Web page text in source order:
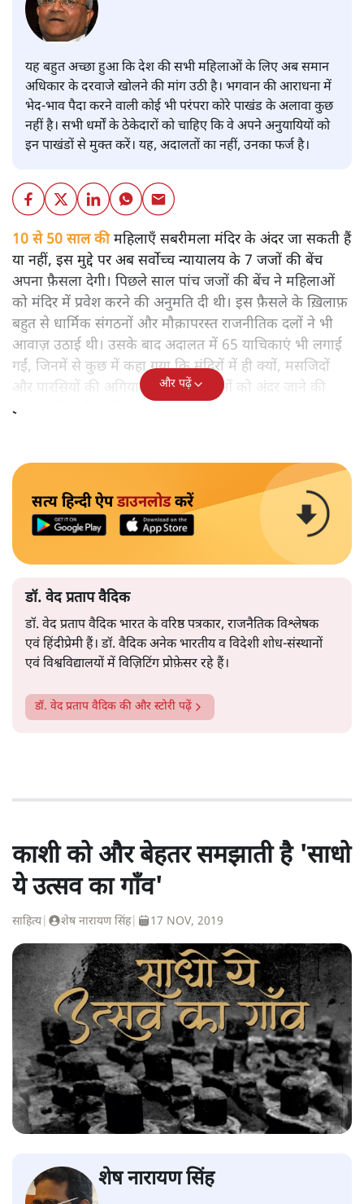
यह बहुत अच्छा हुआ कि देश की सभी महिलाओं के लिए अब समान
अधिकार के दरवाजे खोलने की मांग उठी है। भगवान की आराधना में
भेद-भाव पैदा करने वाली कोई भी परंपरा कोरे पाखंड के अलावा कुछ
नहीं है। सभी धर्मों के ठेकेदारों को चाहिए कि वे अपने अनुयायियों को
इन पाखंडों से मुक्त करें। यह, अदालतों का नहीं, उनका फर्ज है।
10 से 50 साल कीमहिलाएँ सबरीमला मंदिर के अंदर जा सकती हैं
या नहीं, इस मुद्दे पर अब सर्वोच्च न्यायालय के 7 जजों की बेंच
अपना फ़ैसला देगी। पिछले साल पांच जजों की बेंच ने महिलाओं
को मंदिर में प्रवेश करने की अनुमति दी थी। इस फ़ैसले के ख़िलाफ़
बहुत से धार्मिक संगठनों और मौक़ापरस्त राजनीतिक दलों ने भी
आवाज़ उठाई थी। उसके बाद अदालत में 65 याचिकाएं भी लगाई
गईं, जिनमें से कुछ में कहा गया कि मंदिरों में ही क्यों, मसजिदों
और पारसियों की अगियारी में भी महिलाओं को अंदर जाने की
इजाजत मिलनी चाहिए।
और पढ़ें
सत्य हिन्दी ऐपडाउनलोडकरें
डॉ. वेद प्रताप वैदिक
डॉ. वेद प्रताप वैदिक भारत के वरिष्ठ पत्रकार, राजनैतिक विश्लेषक
एवं हिंदीप्रेमी हैं। डॉ. वैदिक अनेक भारतीय व विदेशी शोध-संस्थानों
एवं विश्वविद्यालयों में विज़िटिंग प्रोफ़ेसर रहे हैं।
डॉ. वेद प्रताप वैदिक की और स्टोरी पढ़ें
काशी को और बेहतर समझाती है 'साधो
ये उत्सव का गाँव'
साहित्य| शेष नारायण सिंह| 17 NOV, 2019
शेष नारायण सिंह